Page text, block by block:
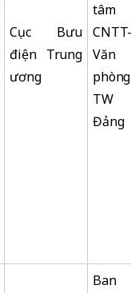
Cục Bưu
điện Trung
ương
tâm
Văn
phòng
TW
Đảng
Ban